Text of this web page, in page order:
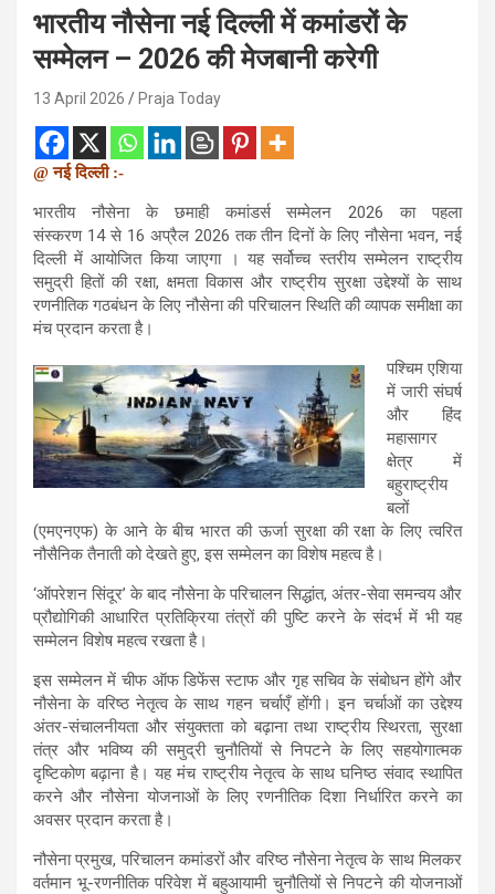
भारतीय नौसेना नई दिल्ली में कमांडरों के
सम्मेलन – 2026 की मेजबानी करेगी
13 April 2026 Praja Today
@ नई दिल्ली :-
भारतीय नौसेना के छमाही कमांडर्स सम्मेलन 2026 का पहला
संस्करण 14 से 16 अप्रैल 2026 तक तीन दिनों के लिए नौसेना भवन, नई
दिल्ली में आयोजित किया जाएगा । यह सर्वोच्च स्तरीय सम्मेलन राष्ट्रीय
समुद्री हितों की रक्षा, क्षमता विकास और राष्ट्रीय सुरक्षा उद्देश्यों के साथ
रणनीतिक गठबंधन के लिए नौसेना की परिचालन स्थिति की व्यापक समीक्षा का
मंच प्रदान करता है।
पश्चिम एशिया
में जारी संघर्ष
और हिंद
महासागर
क्षेत्र में
बहुराष्ट्रीय
बलों
(एमएनएफ) के आने के बीच भारत की ऊर्जा सुरक्षा की रक्षा के लिए त्वरित
नौसैनिक तैनाती को देखते हुए, इस सम्मेलन का विशेष महत्व है।
‘ऑपरेशन सिंदूर’ के बाद नौसेना के परिचालन सिद्धांत, अंतर-सेवा समन्वय और
प्रौद्योगिकी आधारित प्रतिक्रिया तंत्रों की पुष्टि करने के संदर्भ में भी यह
सम्मेलन विशेष महत्व रखता है।
इस सम्मेलन में चीफ ऑफ डिफेंस स्टाफ और गृह सचिव के संबोधन होंगे और
नौसेना के वरिष्ठ नेतृत्व के साथ गहन चर्चाएँ होंगी। इन चर्चाओं का उद्देश्य
अंतर-संचालनीयता और संयुक्तता को बढ़ाना तथा राष्ट्रीय स्थिरता, सुरक्षा
तंत्र और भविष्य की समुद्री चुनौतियों से निपटने के लिए सहयोगात्मक
दृष्टिकोण बढ़ाना है। यह मंच राष्ट्रीय नेतृत्व के साथ घनिष्ठ संवाद स्थापित
करने और नौसेना योजनाओं के लिए रणनीतिक दिशा निर्धारित करने का
अवसर प्रदान करता है।
नौसेना प्रमुख, परिचालन कमांडरों और वरिष्ठ नौसेना नेतृत्व के साथ मिलकर
वर्तमान भू-रणनीतिक परिवेश में बहुआयामी चुनौतियों से निपटने की योजनाओं